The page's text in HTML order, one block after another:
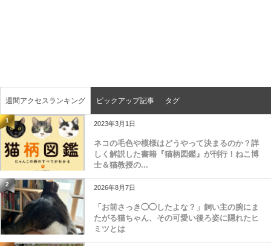
週間アクセスランキング ピックアップ記事 タグ
1 2023年3月1日
ネコの毛色や模様はどうやって決まるのか？詳
しく解説した書籍『猫柄図鑑』が刊行！ねこ博
士＆猫教授の...
2 2026年8月7日
「お前さっき◯◯したよな？」飼い主の腕にま
たがる猫ちゃん、その可愛い後ろ姿に隠れたヒ
ミツとは